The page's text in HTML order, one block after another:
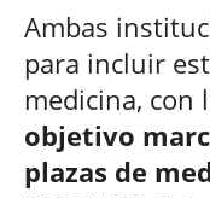
Ambas
para incluir
medicina, con
objetivo
plazas de